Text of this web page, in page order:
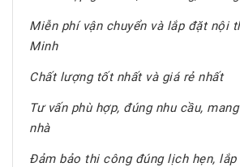
Miễn phí vận chuyển và lắp đặt nội
Minh
Chất lượng tốt nhất và giá rẻ nhất
Tư vấn phù hợp, đúng nhu cầu,
nhà
Đảm bảo thi công đúng lịch hẹn, lắp